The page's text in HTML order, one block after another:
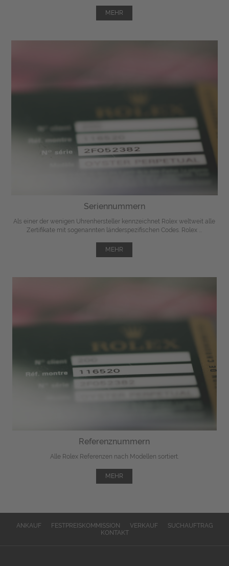
MEHR
Seriennummern
Als einer der wenigen Uhrenhersteller kennzeichnet Rolex weltweit alle
Zertifikate mit sogenannten länderspezifischen Codes. Rolex ...
MEHR
Referenznummern
Alle Rolex Referenzen nach Modellen sortiert.
MEHR
ANKAUF FESTPREISKOMMISSION VERKAUF
SUCHAUFTRAG
KONTAKT